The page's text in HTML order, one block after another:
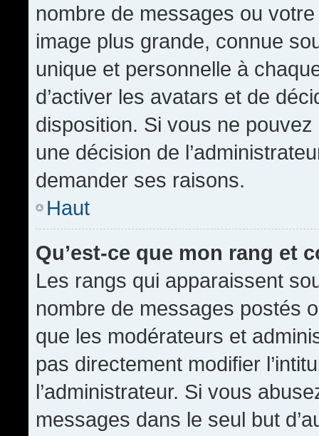
nombre de messages ou
image plus grande, connue
unique et personnelle à
d’activer les avatars et de
disposition. Si vous ne pouvez
une décision de
demander ses raisons.
Haut
Qu’est-ce que mon rang et
Les rangs qui apparaissent
nombre de messages postés
que les modérateurs et
pas directement modifier
l’administrateur. Si vous
messages dans le seul but